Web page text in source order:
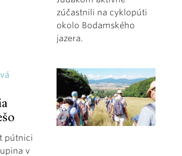
zúčastnili na cyklopúti
okolo Bodamského
jazera.
pútnici
v